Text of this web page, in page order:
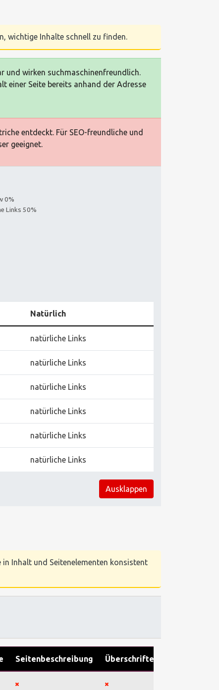
wichtige Inhalte schnell zu finden.
und wirken suchmaschinenfreundlich.
einer Seite bereits anhand der Adresse
entdeckt. Für SEO-freundliche und
geeignet.
0%
Links 50%
Natürlich
natürliche Links
natürliche Links
natürliche Links
natürliche Links
natürliche Links
natürliche Links
Ausklappen
Inhalt und Seitenelementen konsistent
Seitenbeschreibung Überschriften